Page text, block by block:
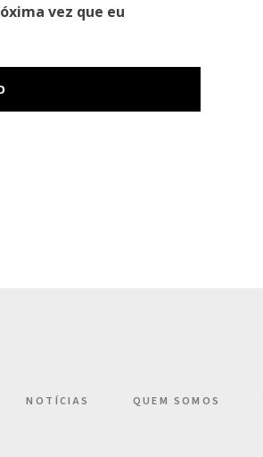
vez que eu
NOTÍCIAS QUEM SOMOS